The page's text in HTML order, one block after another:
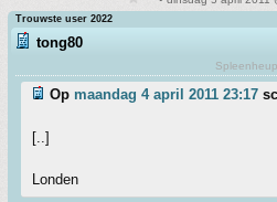
Trouwste user 2022
tong80
Spleenheup
Op maandag 4 april 2011 23:17
[..]
Londen